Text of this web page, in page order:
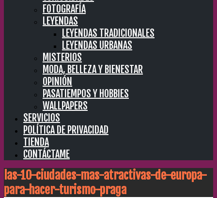
FOTOGRAFÍA
LEYENDAS
LEYENDAS TRADICIONALES
LEYENDAS URBANAS
MISTERIOS
MODA, BELLEZA Y BIENESTAR
OPINIÓN
PASATIEMPOS Y HOBBIES
WALLPAPERS
SERVICIOS
POLÍTICA DE PRIVACIDAD
TIENDA
CONTÁCTAME
las-10-ciudades-mas-atractivas-de-europa-
para-hacer-turismo-praga